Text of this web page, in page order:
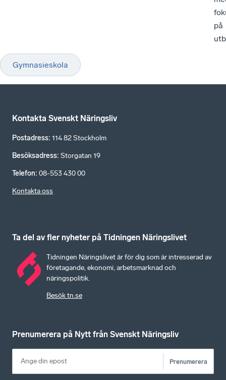
på
Gymnasieskola
Kontakta Svenskt Näringsliv
Postadress: 114 82 Stockholm
Besöksadress: Storgatan 19
Telefon: 08-553 430 00
Kontakta oss
Ta del av fler nyheter på Tidningen Näringslivet
Tidningen Näringslivet är för dig som är intresserad av
företagande, ekonomi, arbetsmarknad och
näringspolitik.
Besök tn.se
Prenumerera på Nytt från Svenskt Näringsliv
Prenumerera